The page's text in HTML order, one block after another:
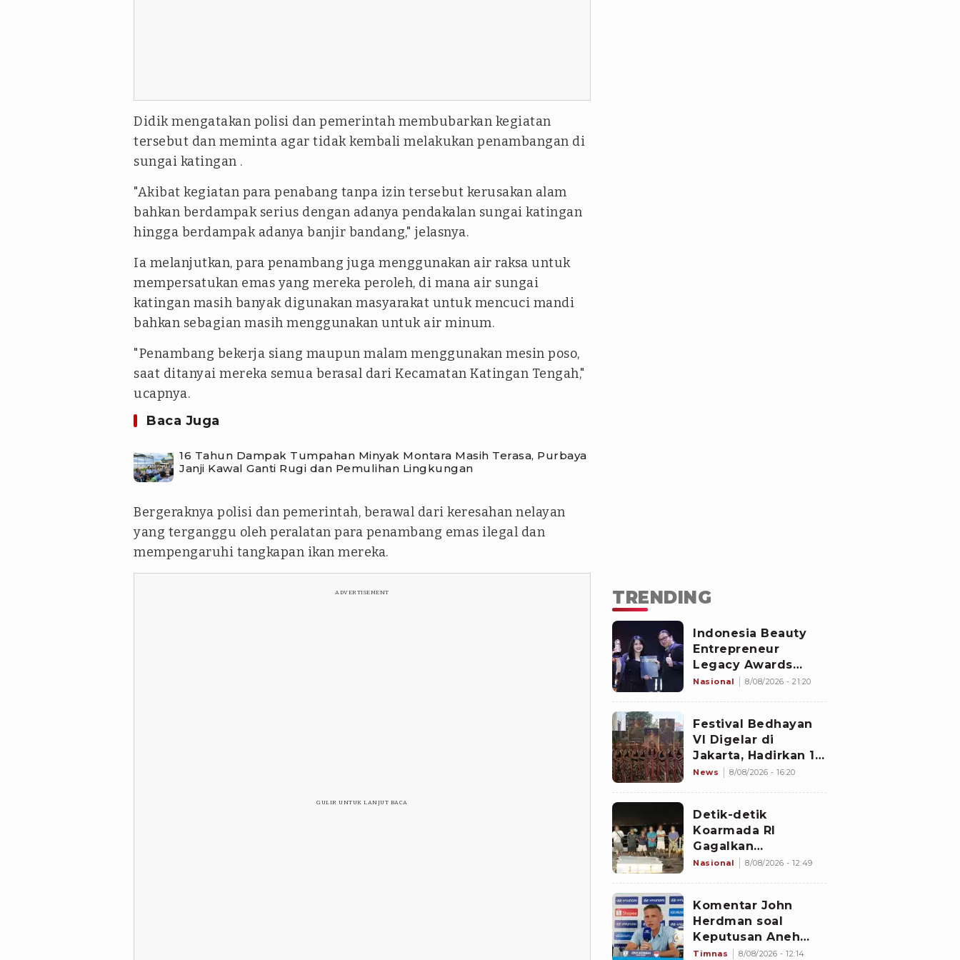
Didik mengatakan polisi dan pemerintah membubarkan kegiatan
tersebut dan meminta agar tidak kembali melakukan penambangan di
sungai katingan .
"Akibat kegiatan para penabang tanpa izin tersebut kerusakan alam
bahkan berdampak serius dengan adanya pendakalan sungai katingan
hingga berdampak adanya banjir bandang," jelasnya.
Ia melanjutkan, para penambang juga menggunakan air raksa untuk
mempersatukan emas yang mereka peroleh, di mana air sungai
katingan masih banyak digunakan masyarakat untuk mencuci mandi
bahkan sebagian masih menggunakan untuk air minum.
"Penambang bekerja siang maupun malam menggunakan mesin poso,
saat ditanyai mereka semua berasal dari Kecamatan Katingan Tengah,"
ucapnya.
Baca Juga
16 Tahun Dampak Tumpahan Minyak Montara Masih Terasa, Purbaya
Janji Kawal Ganti Rugi dan Pemulihan Lingkungan
Bergeraknya polisi dan pemerintah, berawal dari keresahan nelayan
yang terganggu oleh peralatan para penambang emas ilegal dan
mempengaruhi tangkapan ikan mereka.
ADVERTISEMENT
GULIR UNTUK LANJUT BACA
TRENDING
Indonesia Beauty
Entrepreneur
Legacy Awards
2026 Digelar di
Negara Adu Karya
PMU
Nasional 8/08/2026 - 21:20
Festival Bedhayan
VI Digelar di
Jakarta, Hadirkan 16
Kelompok Tari dari
News 8/08/2026 - 16:20
Detik-detik
Koarmada RI
Gagalkan
Penyelundupan 1,3
Perairan Bintan
Nasional 8/08/2026 - 12:49
Komentar John
Herdman soal
Keputusan Aneh
Wasit Laga Timnas
Timnas 8/08/2026 - 12:14